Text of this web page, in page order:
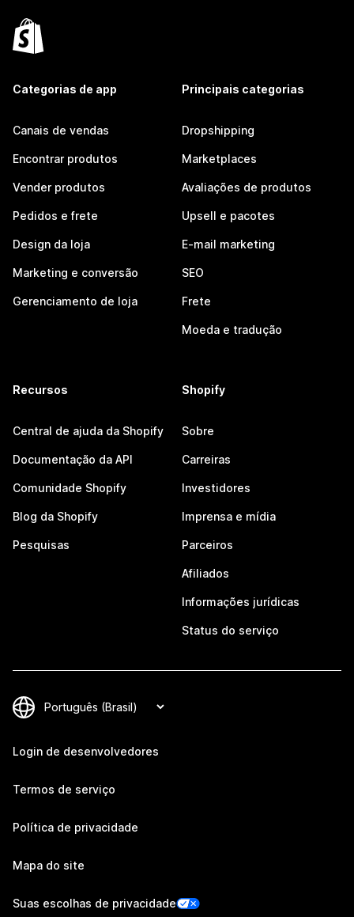
Categorias de app
Canais de vendas
Encontrar produtos
Vender produtos
Pedidos e frete
Design da loja
Marketing e conversão
Gerenciamento de loja
Principais categorias
Dropshipping
Marketplaces
Avaliações de produtos
Upsell e pacotes
E-mail marketing
SEO
Frete
Moeda e tradução
Recursos
Central de ajuda da Shopify
Documentação da API
Comunidade Shopify
Blog da Shopify
Pesquisas
Shopify
Sobre
Carreiras
Investidores
Imprensa e mídia
Parceiros
Afiliados
Informações jurídicas
Status do serviço
Login de desenvolvedores
Termos de serviço
Política de privacidade
Mapa do site
Suas escolhas de privacidade